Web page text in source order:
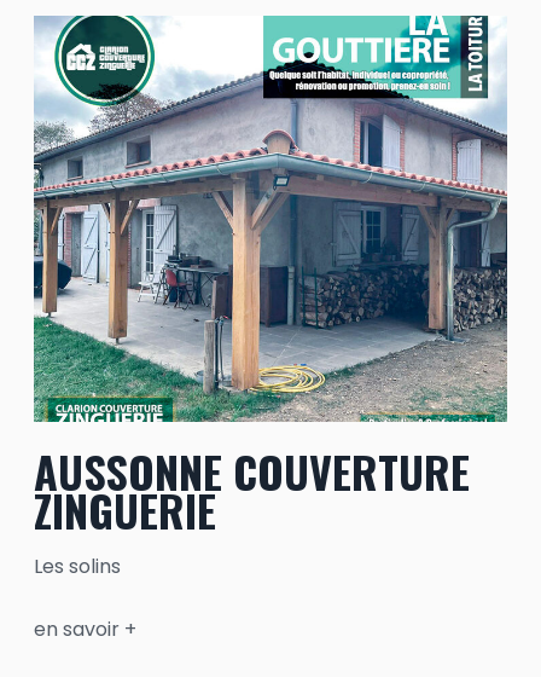
AUSSONNE COUVERTURE
ZINGUERIE
Les solins
en savoir +